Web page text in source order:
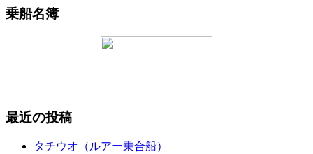
乗船名簿
最近の投稿
タチウオ（ルアー乗合船）